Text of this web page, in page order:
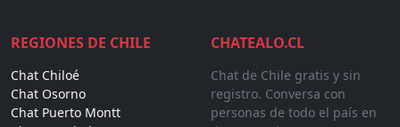
REGIONES DE CHILE
Chat Chiloé
Chat Osorno
Chat Puerto Montt
CHATEALO.CL
Chat de Chile gratis y sin
registro. Conversa con
personas de todo el país en